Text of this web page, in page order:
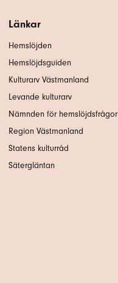
Länkar
Hemslöjden
Hemslöjdsguiden
Kulturarv Västmanland
Levande kulturarv
Nämnden för hemslöjdsfrågor
Region Västmanland
Statens kulturråd
Sätergläntan